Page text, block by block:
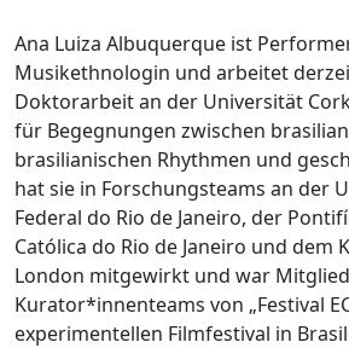
Ana Luiza Albuquerque ist
Musikethnologin und arbeitet
Doktorarbeit an der Universität
für Begegnungen zwischen
brasilianischen Rhythmen und
hat sie in Forschungsteams an der
Federal do Rio de Janeiro, der
Católica do Rio de Janeiro und dem
London mitgewirkt und war
Kurator*innenteams von „Festival
experimentellen Filmfestival in